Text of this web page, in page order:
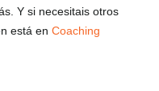
Y si necesitais otros
está en Coaching